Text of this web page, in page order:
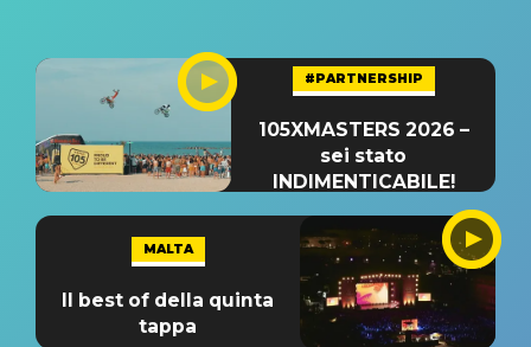
#PARTNERSHIP
105XMASTERS 2026 –
sei stato
INDIMENTICABILE!
MALTA
Il best of della quinta
tappa